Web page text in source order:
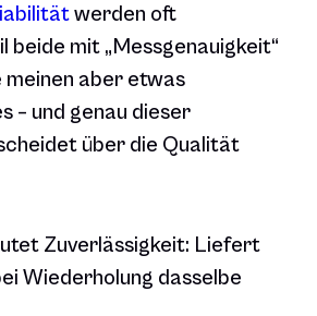
werden oft
beide mit „Messgenauigkeit“
meinen aber etwas
– und genau dieser
über die Qualität
Zuverlässigkeit: Liefert
Wiederholung dasselbe